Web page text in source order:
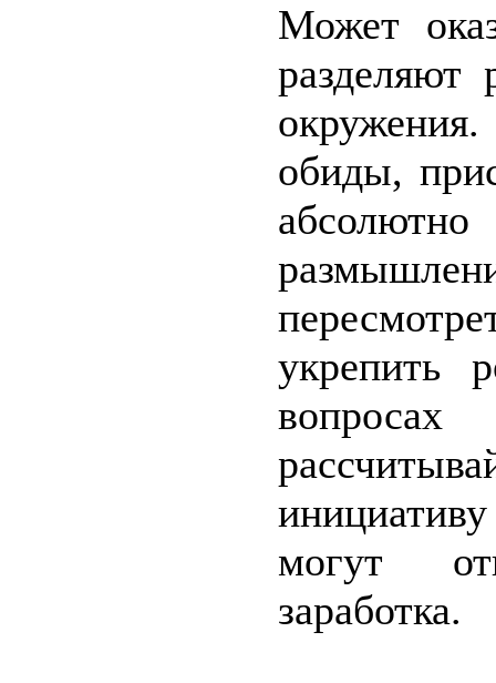
Может
разделяют
обиды,
укрепить
могут
заработка.